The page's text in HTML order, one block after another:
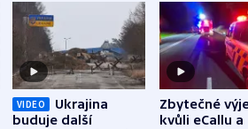
VIDEO
Ukrajina
buduje další
Zbytečné
kvůli eCallu a